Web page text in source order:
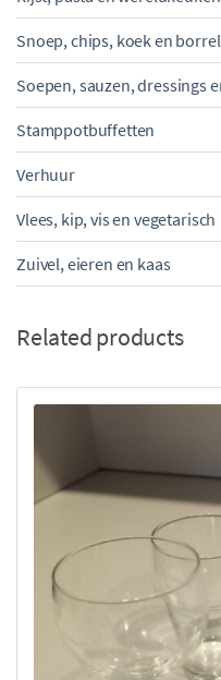
Snoep, chips, koek en
Soepen, sauzen, dressings
Stamppotbuffetten
Verhuur
Vlees, kip, vis en vegetarisch
Zuivel, eieren en kaas
Related products